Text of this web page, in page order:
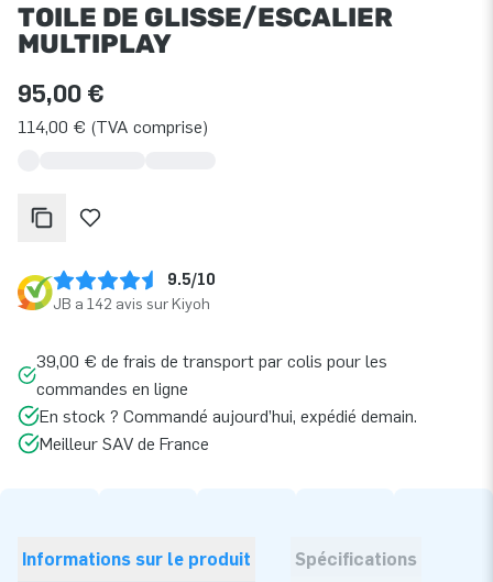
TOILE DE GLISSE/ESCALIER
MULTIPLAY
95,00 €
114,00 € (TVA comprise)
9.5/10
JB a 142 avis sur Kiyoh
39,00 € de frais de transport par colis pour les
commandes en ligne
En stock ? Commandé aujourd’hui, expédié demain.
Meilleur SAV de France
Informations sur le produit Spécifications